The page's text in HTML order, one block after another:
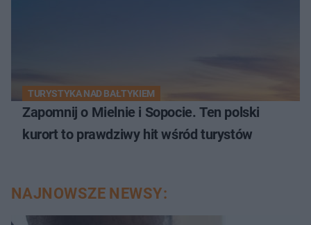
TURYSTYKA NAD BAŁTYKIEM
Zapomnij o Mielnie i Sopocie. Ten polski
kurort to prawdziwy hit wśród turystów
NAJNOWSZE NEWSY: